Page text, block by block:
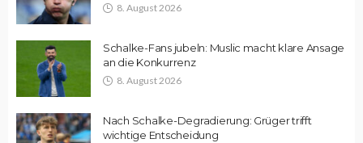
8. August 2026
Schalke-Fans jubeln: Muslic macht klare Ansage
an die Konkurrenz
8. August 2026
Nach Schalke-Degradierung: Grüger trifft
wichtige Entscheidung